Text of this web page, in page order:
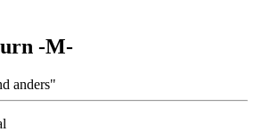
-M-
anders"